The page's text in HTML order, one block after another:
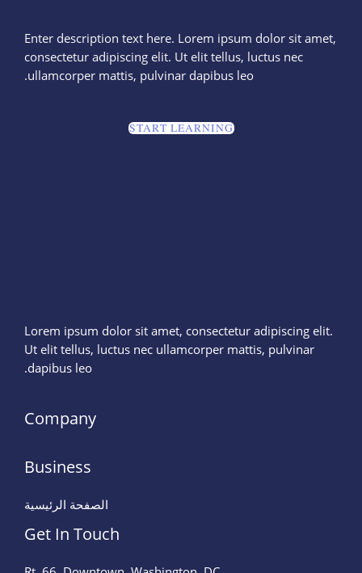
Enter description text here. Lorem ipsum dolor sit amet,
consectetur adipiscing elit. Ut elit tellus, luctus nec
ullamcorper mattis, pulvinar dapibus leo.​
START LEARNING
Lorem ipsum dolor sit amet, consectetur adipiscing elit.
Ut elit tellus, luctus nec ullamcorper mattis, pulvinar
dapibus leo.
Company
Business
الصفحة الرئيسية
Get In Touch